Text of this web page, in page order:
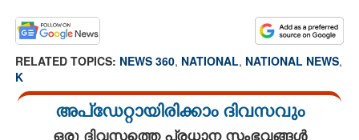
RELATED TOPICS: NEWS 360, NATIONAL, NATIONAL NEWS,
K
അപ്ഡേറ്റായിരിക്കാം ദിവസവും
ഒരു ദിവസത്തെ പ്രധാന സംഭവങ്ങൾ